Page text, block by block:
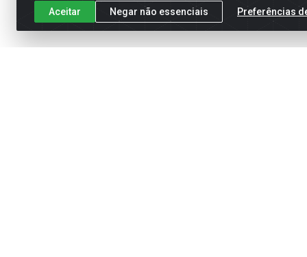
Aceitar Negar não essenciais Preferências